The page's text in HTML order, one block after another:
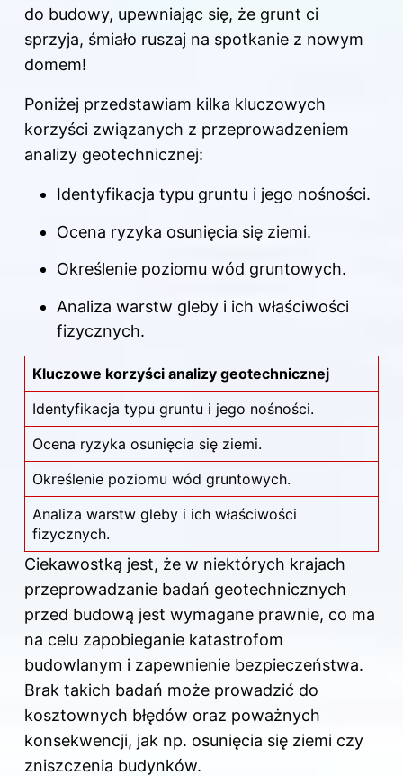
do budowy, upewniając się, że grunt ci
sprzyja, śmiało ruszaj na spotkanie z nowym
domem!
Poniżej przedstawiam kilka kluczowych
korzyści związanych z przeprowadzeniem
analizy geotechnicznej:
Identyfikacja typu gruntu i jego nośności.
Ocena ryzyka osunięcia się ziemi.
Określenie poziomu wód gruntowych.
Analiza warstw gleby i ich właściwości
fizycznych.
Kluczowe korzyści analizy geotechnicznej
Identyfikacja typu gruntu i jego nośności.
Ocena ryzyka osunięcia się ziemi.
Określenie poziomu wód gruntowych.
Analiza warstw gleby i ich właściwości
fizycznych.
Ciekawostką jest, że w niektórych krajach
przeprowadzanie badań geotechnicznych
przed budową jest wymagane prawnie, co ma
na celu zapobieganie katastrofom
budowlanym i zapewnienie bezpieczeństwa.
Brak takich badań może prowadzić do
kosztownych błędów oraz poważnych
konsekwencji, jak np. osunięcia się ziemi czy
zniszczenia budynków.